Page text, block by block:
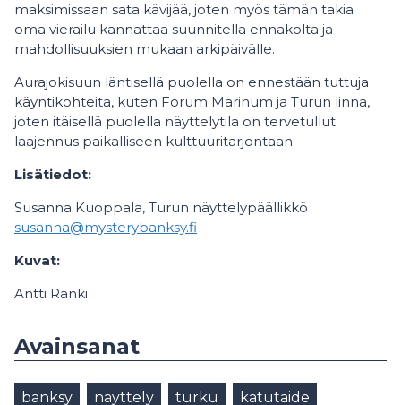
maksimissaan sata kävijää, joten myös tämän takia
oma vierailu kannattaa suunnitella ennakolta ja
mahdollisuuksien mukaan arkipäivälle.
Aurajokisuun läntisellä puolella on ennestään tuttuja
käyntikohteita, kuten Forum Marinum ja Turun linna,
joten itäisellä puolella näyttelytila on tervetullut
laajennus paikalliseen kulttuuritarjontaan.
Lisätiedot:
Susanna Kuoppala, Turun näyttelypäällikkö
susanna@mysterybanksy.fi
Kuvat:
Antti Ranki
Avainsanat
banksy näyttely turku katutaide